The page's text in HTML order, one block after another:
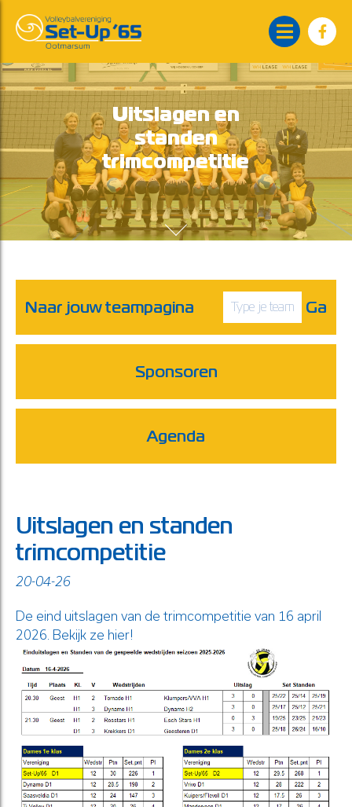
Uitslagen en
standen
trimcompetitie
Naar jouw teampagina Ga
Sponsoren
Agenda
Uitslagen en standen
trimcompetitie
20-04-26
De eind uitslagen van de trimcompetitie van 16 april
2026. Bekijk ze hier!